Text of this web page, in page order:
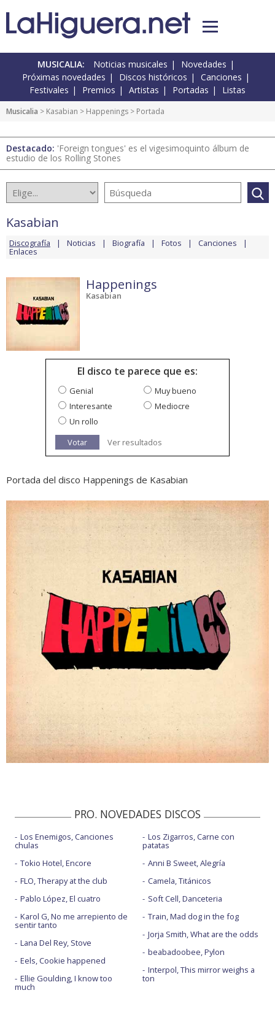
MUSICALIA: Noticias musicales
Novedades
Próximas novedades
Discos históricos
Canciones
Festivales
Premios Artistas Portadas Listas
Musicalia > Kasabian > Happenings > Portada
Destacado: 'Foreign tongues' es el vigesimoquinto álbum de
estudio de los Rolling Stones
Kasabian
Discografía Noticias Biografía Fotos Canciones
Enlaces
Happenings
Kasabian
El disco te parece que es:
Genial
Muy bueno
Interesante
Mediocre
Un rollo
Votar
Ver resultados
Portada del disco Happenings de Kasabian
PRO. NOVEDADES DISCOS
Los Enemigos, Canciones
chulas
Tokio Hotel, Encore
FLO, Therapy at the club
Pablo López, El cuatro
Karol G, No me arrepiento de
sentir tanto
Lana Del Rey, Stove
Eels, Cookie happened
Ellie Goulding, I know too
much
Los Zigarros, Carne con
patatas
Anni B Sweet, Alegría
Camela, Titánicos
Soft Cell, Danceteria
Train, Mad dog in the fog
Jorja Smith, What are the odds
beabadoobee, Pylon
Interpol, This mirror weighs a
ton